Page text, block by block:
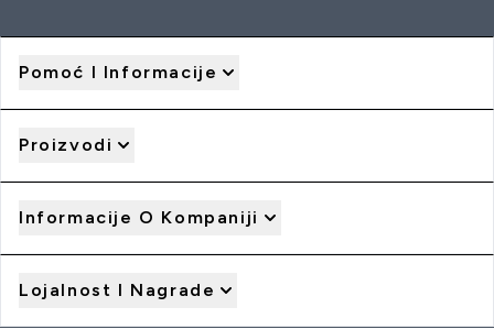
Pomoć I Informacije
Proizvodi
Informacije O Kompaniji
Lojalnost I Nagrade